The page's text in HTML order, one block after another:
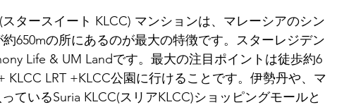
スタースイート KLCC) マンションは、マレーシアのシン
650mの所にあるのが最大の特徴です。スターレジデン
Life & UM Landです。最大の注目ポイントは徒歩約6
KLCC LRT +KLCC公園に行けることです。伊勢丹や、マ
ているSuria KLCC(スリアKLCC)ショッピングモールと